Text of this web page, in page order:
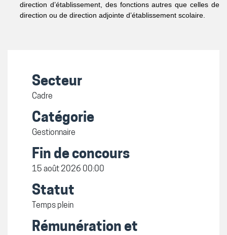
direction d’établissement, des fonctions autres que celles de
direction ou de direction adjointe d’établissement scolaire.
Secteur
Cadre
Catégorie
Gestionnaire
Fin de concours
15 août 2026 00:00
Statut
Temps plein
Rémunération et